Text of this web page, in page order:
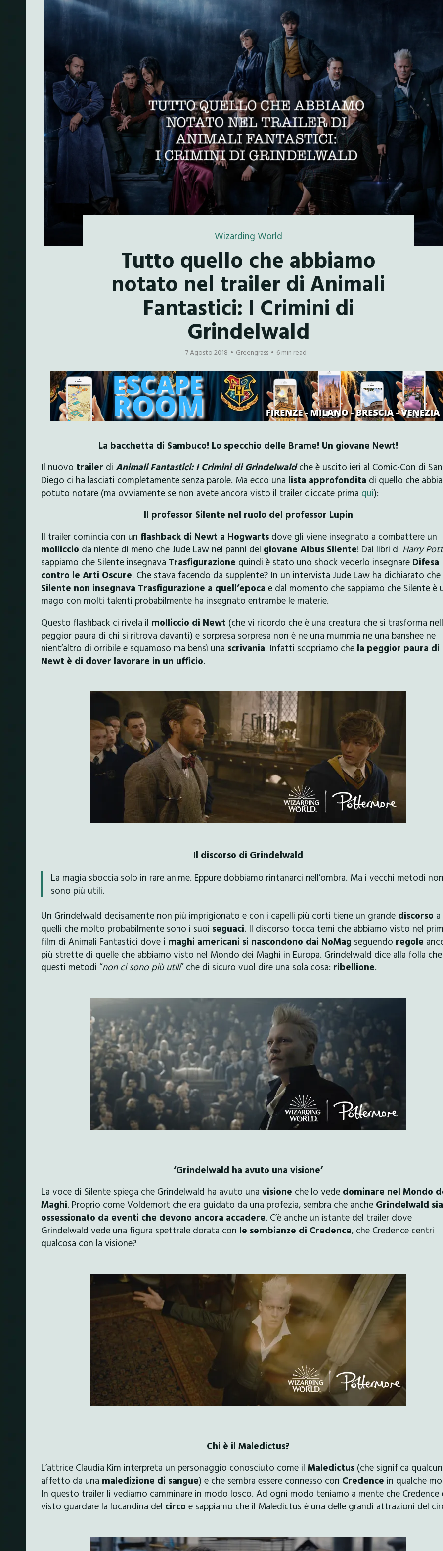
Wizarding World
Tutto quello che abbiamo
notato nel trailer di Animali
Fantastici: I Crimini di
Grindelwald
7 Agosto 2018 Greengrass 6 min read
La bacchetta di Sambuco! Lo specchio delle Brame! Un giovane Newt!
Il nuovo trailer di Animali Fantastici: I Crimini di Grindelwaldche è uscito ieri al Comic-Con di San
Diego ci ha lasciati completamente senza parole. Ma ecco una lista approfondita di quello che
potuto notare (ma ovviamente se non avete ancora visto il trailer cliccate prima qui):
Il professor Silente nel ruolo del professor Lupin
Il trailer comincia con un flashback di Newt a Hogwartsdove gli viene insegnato a combattere un
molliccio da niente di meno che Jude Law nei panni del giovane Albus Silente! Dai libri di Harry
sappiamo che Silente insegnava Trasfigurazione quindi è stato uno shock vederlo insegnare Difesa
contro le Arti Oscure. Che stava facendo da supplente? In un intervista Jude Law ha dichiarato che
Silente non insegnava Trasfigurazione a quell’epoca e dal momento che sappiamo che Silente è
mago con molti talenti probabilmente ha insegnato entrambe le materie.
Questo flashback ci rivela il molliccio di Newt (che vi ricordo che è una creatura che si trasforma
peggior paura di chi si ritrova davanti) e sorpresa sorpresa non è ne una mummia ne una banshee ne
nient’altro di orribile e squamoso ma bensì una scrivania. Infatti scopriamo che la peggior paura di
Newt è di dover lavorare in un ufficio.
Il discorso di Grindelwald
La magia sboccia solo in rare anime. Eppure dobbiamo rintanarci nell’ombra. Ma i vecchi metodi
sono più utili.
Un Grindelwald decisamente non più imprigionato e con i capelli più corti tiene un grande discorso a
quelli che molto probabilmente sono i suoi seguaci. Il discorso tocca temi che abbiamo visto nel
film di Animali Fantastici dove i maghi americani si nascondono dai NoMag seguendo regole
più strette di quelle che abbiamo visto nel Mondo dei Maghi in Europa. Grindelwald dice alla folla che
questi metodi “non ci sono più utili” che di sicuro vuol dire una sola cosa: ribellione.
‘Grindelwald ha avuto una visione’
La voce di Silente spiega che Grindelwald ha avuto una visione che lo vede dominare nel Mondo
Maghi. Proprio come Voldemort che era guidato da una profezia, sembra che anche Grindelwald sia
ossessionato da eventi che devono ancora accadere. C’è anche un istante del trailer dove
Grindelwald vede una figura spettrale dorata con le sembianze di Credence, che Credence centri
qualcosa con la visione?
Chi è il Maledictus?
L’attrice Claudia Kim interpreta un personaggio conosciuto come il Maledictus(che significa
affetto da una maledizione di sangue) e che sembra essere connesso con Credence in qualche
In questo trailer li vediamo camminare in modo losco. Ad ogni modo teniamo a mente che Credence
visto guardare la locandina del circo e sappiamo che il Maledictus è una delle grandi attrazioni del